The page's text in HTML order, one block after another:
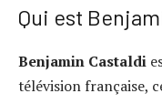
Qui est
Benjamin Castaldi
télévision française,